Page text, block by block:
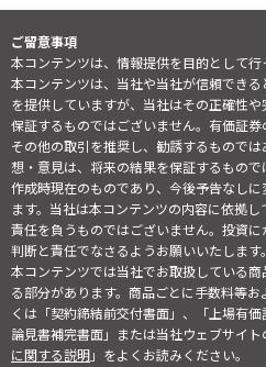
ご留意事項
本コンテンツは、情報提供を目的として行
本コンテンツは、当社や当社が信頼でき
を提供していますが、当社はその正確性
保証するものではございません。有価証券
その他の取引を推奨し、勧誘するもので
想・意見は、将来の結果を保証するもの
作成時現在のものであり、今後予告なし
ます。当社は本コンテンツの内容に依拠
責任を負うものではございません。投資
判断と責任でなさるようお願いいたします。
本コンテンツでは当社でお取扱している
る部分があります。商品ごとに手数料等
くは「契約締結前交付書面」、「上場有
論見書補完書面」または当社ウェブサイト
に関する説明」をよくお読みください。